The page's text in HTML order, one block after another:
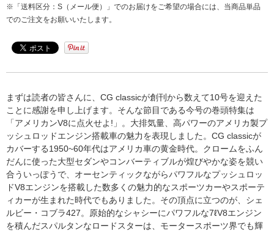
※「送料区分：S（メール便）」でのお届けをご希望の場合には、当商品単品
でのご注文をお願いいたします。
まずは読者の皆さんに、CG classicが創刊から数えて10号を迎えた
ことに感謝を申し上げます。そんな節目である今号の巻頭特集は
「アメリカンV8に点火せよ!」。大排気量、高パワーのアメリカ製プ
ッシュロッドエンジン搭載車の魅力を表現しました。CG classicが
カバーする1950~60年代はアメリカ車の黄金時代。クロームをふん
だんに使った大型セダンやコンバーティブルが煌びやかな姿を競い
合ういっぽうで、オーセンティックながらパワフルなプッシュロッ
ドV8エンジンを搭載した数多くの魅力的なスポーツカーやスポーテ
ィカーが生まれた時代でもありました。その頂点に立つのが、シェ
ルビー・コブラ427。原始的なシャシーにパワフルな7ℓV8エンジン
を積んだスパルタンなロードスターは、モータースポーツ界でも輝